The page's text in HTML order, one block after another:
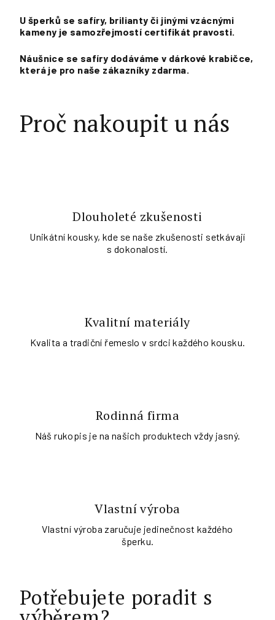
U šperků se safíry, brilianty či jinými vzácnými
kameny je samozřejmostí certifikát pravosti.
Náušnice se safíry dodáváme v dárkové krabičce,
která je pro naše zákazníky zdarma.
Proč nakoupit u nás
Dlouholeté zkušenosti
Unikátní kousky, kde se naše zkušenosti setkávají
s dokonalostí.
Kvalitní materiály
Kvalita a tradiční řemeslo v srdci každého kousku.
Rodinná firma
Náš rukopis je na našich produktech vždy jasný.
Vlastní výroba
Vlastní výroba zaručuje jedinečnost každého
šperku.
Potřebujete poradit s